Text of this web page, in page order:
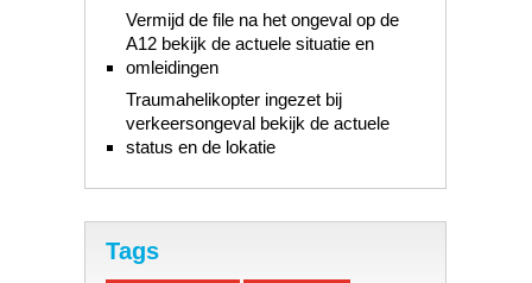
Vermijd de file na het ongeval op de
A12 bekijk de actuele situatie en
omleidingen
Traumahelikopter ingezet bij
verkeersongeval bekijk de actuele
status en de lokatie
Tags